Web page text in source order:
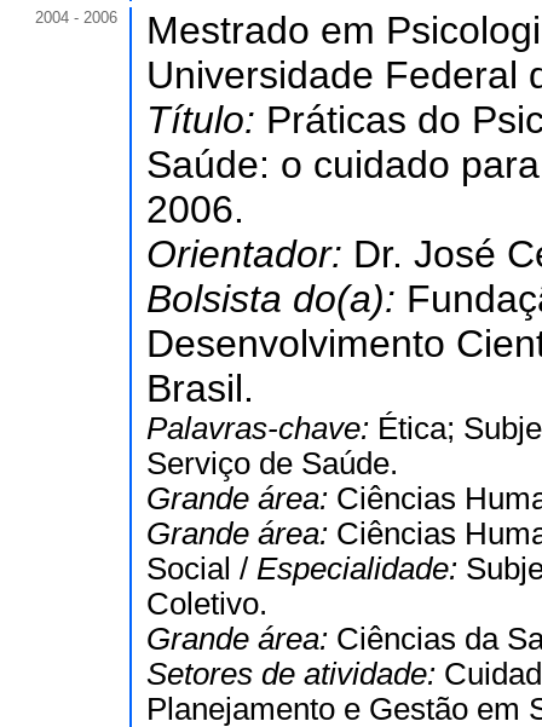
2004 - 2006
Mestrado em
Universidade Federal
Título: Práticas do
Saúde: o cuidado
2006.
Orientador: Dr. José
Bolsista do(a):
Desenvolvimento
Brasil.
Palavras-chave: Ética;
Serviço de Saúde.
Grande área: Ciências
Grande área: Ciências
Social / Especialidade:
Coletivo.
Grande área: Ciências da
Setores de atividade:
Planejamento e Gestão em